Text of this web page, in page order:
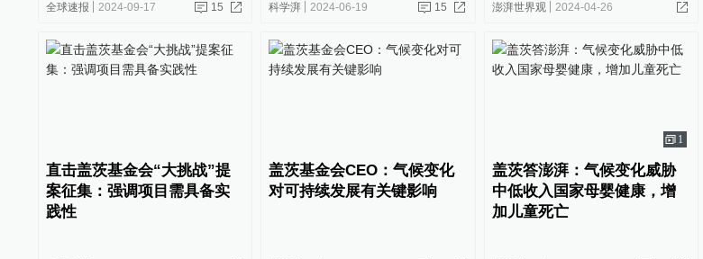
全球速报 2024-09-17 15 科学湃 2024-06-19 15 澎湃世界观 2024-04-26
直击盖茨基金会“大挑战”提
案征集：强调项目需具备实
践性
盖茨基金会CEO：气候变化
对可持续发展有关键影响
1
盖茨答澎湃：气候变化威胁
中低收入国家母婴健康，增
加儿童死亡